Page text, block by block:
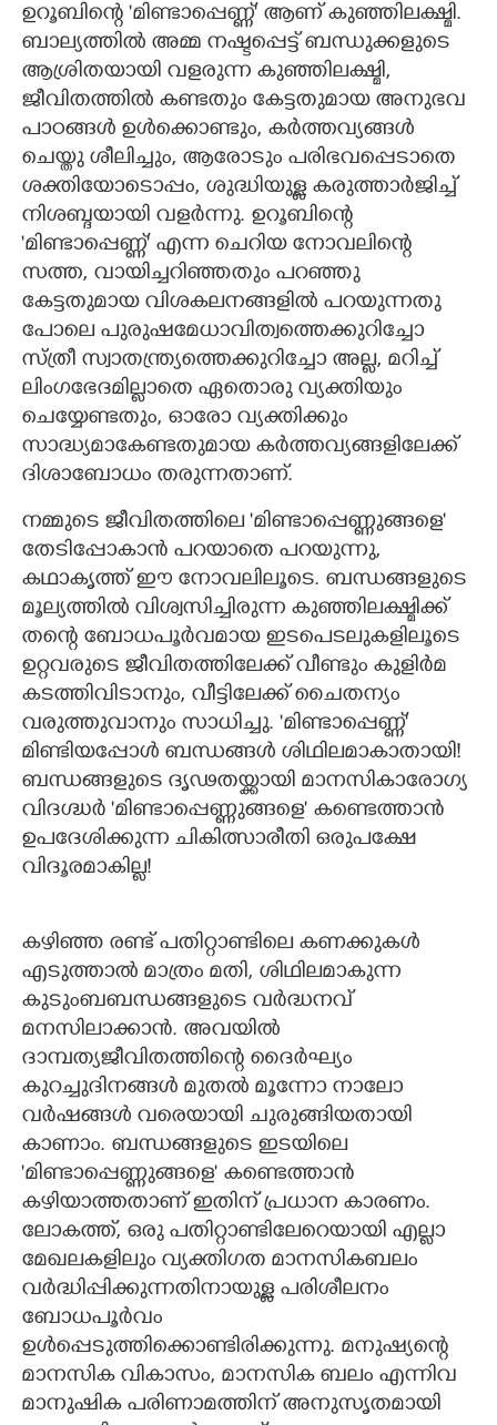
ഉറൂബിന്റെ 'മിണ്ടാപ്പെണ്ണ്‌" ആണ്‌ കുഞ്ഞിലക്ഷ്മി.
ബാല്യത്തിൽ അമ്മ നഷ്ടപ്പെട്ട്‌ ബന്ധുക്കളുടെ
ആശ്രിതയായി വളരുന്ന കുഞ്ഞിലക്ഷ്മി,
ജീവിതത്തിൽ കണ്ടതും കേട്ടതുമായ അനുഭവ
പാഠങ്ങൾ ഉൾക്കൊണ്ടും, കർത്തവ്യങ്ങൾ
ചെയ്തു ശീലിച്ചും, ആരോടും പരിഭവപ്പെടാതെ
ശക്തിയോടൊപ്പം, ശുദ്ധിയുള്ള കരുത്താർജിച്ച്‌
നിശബ്ദയായി വളർന്നു. ഉറൂബിന്റെ
'മിണ്ടാപ്പെണ്ണ്‌" എന്ന ചെറിയ നോവലിന്റെ
സത്ത, വായിച്ചറിഞ്ഞതും പറഞ്ഞു
കേട്ടതുമായ വിശകലനങ്ങളിൽ പറയുന്നതു
പോലെ പുരുഷമേധാവിത്വത്തെക്കുറിച്ചോ
സ്ത്രീ സ്വാതന്ത്ര്യത്തെക്കുറിച്ചോ അല്ല, മറിച്ച്‌
ലിംഗഭേദമില്ലാതെ ഏതൊരു വ്യക്തിയും
ചെയ്യേണ്ടതും, ഓരോ വ്യക്തിക്കും
സാദ്ധ്യമാകേണ്ടതുമായ കർത്തവ്യങ്ങളിലേക്ക്
ദിശാബോധം തരുന്നതാണ്‌.
നമ്മുടെ ജീവിതത്തിലെ 'മിണ്ടാപ്പെണ്ണുങ്ങളെ"
തേടിപ്പോകാൻ പറയാതെ പറയുന്നു,
കഥാകൃത്ത്‌ ഈ നോവലിലൂടെ. ബന്ധങ്ങളുടെ
മൂല്യത്തിൽ വിശ്വസിച്ചിരുന്ന കുഞ്ഞിലക്ഷ്മിക്ക്‌
തന്റെ ബോധപൂർവമായ ഇടപെടലുകളിലൂടെ
ഉറ്റവരുടെ ജീവിതത്തിലേക്ക്‌ വീണ്ടും കുളിർമ
കടത്തിവിടാനും, വീട്ടിലേക്ക്‌ ചൈതന്യം
വരുത്തുവാനും സാധിച്ചു. 'മിണ്ടാപ്പെണ്ണ്‌"
മിണ്ടിയപ്പോൾ ബന്ധങ്ങൾ ശിഥിലമാകാതായി!
ബന്ധങ്ങളുടെ ദൃഢതയ്ക്കായി മാനസികാരോഗ്യ
വിദഗ്ദ്ധർ 'മിണ്ടാപ്പെണ്ണുങ്ങളെ" കണ്ടെത്താൻ
ഉപദേശിക്കുന്ന ചികിത്സാരീതി ഒരുപക്ഷേ
വിദൂരമാകില്ല!
കഴിഞ്ഞ രണ്ട്‌ പതിറ്റാണ്ടിലെ കണക്കുകൾ
എടുത്താൽ മാത്രം മതി,​ ശിഥിലമാകുന്ന
കുടുംബബന്ധങ്ങളുടെ വർദ്ധനവ്
മനസിലാക്കാൻ. അവയിൽ
ദാമ്പത്യജീവിതത്തിന്റെ ദൈർഘ്യം
കുറച്ചുദിനങ്ങൾ മുതൽ മൂന്നോ നാലോ
വർഷങ്ങൾ വരെയായി ചുരുങ്ങിയതായി
കാണാം. ബന്ധങ്ങളുടെ ഇടയിലെ
'മിണ്ടാപ്പെണ്ണുങ്ങളെ" കണ്ടെത്താൻ
കഴിയാത്തതാണ്‌ ഇതിന് പ്രധാന കാരണം.
ലോകത്ത്‌, ഒരു പതിറ്റാണ്ടിലേറെയായി എല്ലാ
മേഖലകളിലും വ്യക്തിഗത മാനസികബലം
വർദ്ധിപ്പിക്കുന്നതിനായുള്ള പരിശീലനം
ബോധപൂർവം
ഉൾപ്പെടുത്തിക്കൊണ്ടിരിക്കുന്നു. മനുഷ്യന്റെ
മാനസിക വികാസം, മാനസിക ബലം എന്നിവ
മാനുഷിക പരിണാമത്തിന്‌ അനുസൃതമായി